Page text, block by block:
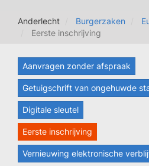
Anderlecht
Burgerzaken
Eerste inschrijving
Aanvragen zonder afspraak
Getuigschrift van ongehuwde
Digitale sleutel
Eerste inschrijving
Vernieuwing elektronische